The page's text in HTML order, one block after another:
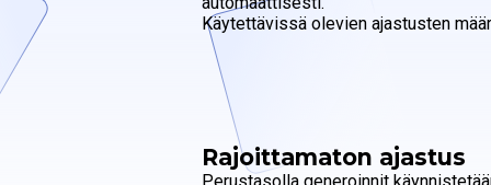
Käytettävissä olevien ajastusten
Rajoittamaton ajastus